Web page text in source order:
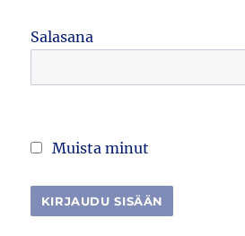
Salasana
Muista minut